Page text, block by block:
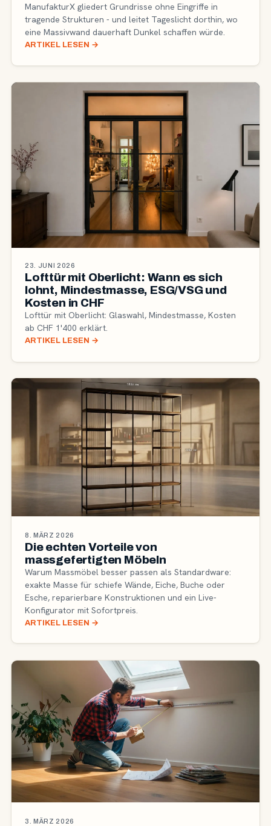
ManufakturX gliedert Grundrisse ohne Eingriffe in
tragende Strukturen - und leitet Tageslicht dorthin, wo
eine Massivwand dauerhaft Dunkel schaffen würde.
ARTIKEL LESEN →
23. JUNI 2026
Lofttür mit Oberlicht: Wann es sich
lohnt, Mindestmasse, ESG/VSG und
Kosten in CHF
Lofttür mit Oberlicht: Glaswahl, Mindestmasse, Kosten
ab CHF 1'400 erklärt.
ARTIKEL LESEN →
8. MÄRZ 2026
Die echten Vorteile von
massgefertigten Möbeln
Warum Massmöbel besser passen als Standardware:
exakte Masse für schiefe Wände, Eiche, Buche oder
Esche, reparierbare Konstruktionen und ein Live-
Konfigurator mit Sofortpreis.
ARTIKEL LESEN →
3. MÄRZ 2026